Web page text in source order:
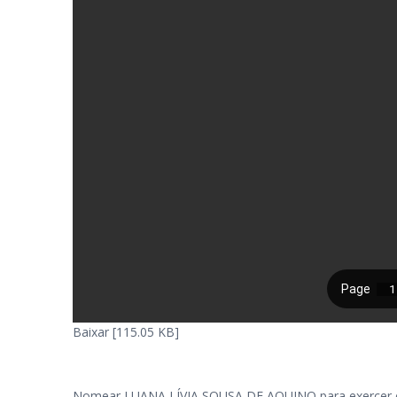
Baixar [115.05 KB]